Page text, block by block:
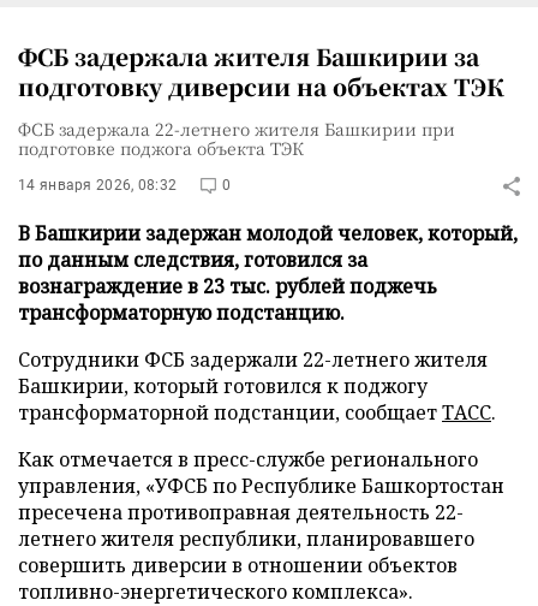
ФСБ задержала жителя Башкирии за
подготовку диверсии на объектах ТЭК
ФСБ задержала 22-летнего жителя Башкирии при
подготовке поджога объекта ТЭК
14 января 2026, 08:32 0
В Башкирии задержан молодой человек, который,
по данным следствия, готовился за
вознаграждение в 23 тыс. рублей поджечь
трансформаторную подстанцию.
Сотрудники ФСБ задержали 22-летнего жителя
Башкирии, который готовился к поджогу
трансформаторной подстанции, сообщаетТАСС.
Как отмечается в пресс-службе регионального
управления, «УФСБ по Республике Башкортостан
пресечена противоправная деятельность 22-
летнего жителя республики, планировавшего
совершить диверсии в отношении объектов
топливно-энергетического комплекса».